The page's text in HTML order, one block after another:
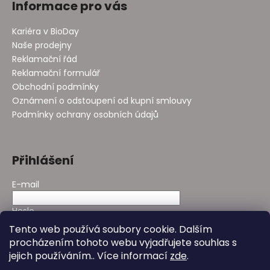
Tento web používá soubory cookie. Dalším
procházením tohoto webu vyjadřujete souhlas s
jejich používáním.. Více informací zde.
Informace pro vás
Kariéra v BioDay
Naše prodejny
Reklamační řád
Reklamační formulář
Obchodní podmínky
Oznámení o odstoupení od kupní smlouvy
Podmínky ochrany osobních údajů
Přihlášení
E-mail
Heslo
PŘIHLÁSIT SE